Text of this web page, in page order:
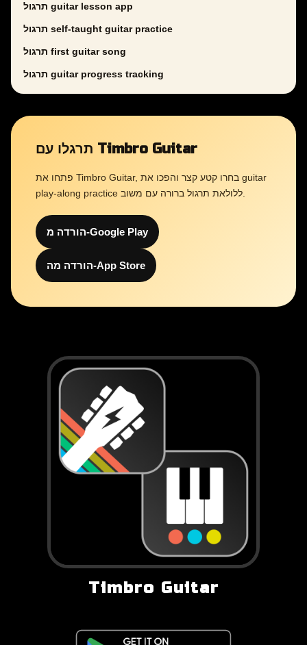
תרגול guitar lesson app
תרגול self-taught guitar practice
תרגול first guitar song
תרגול guitar progress tracking
תרגלו עם Timbro Guitar
פתחו את Timbro Guitar, בחרו קטע קצר והפכו את guitar
הורדה מ-Google Play
הורדה מה-App Store
Timbro Guitar